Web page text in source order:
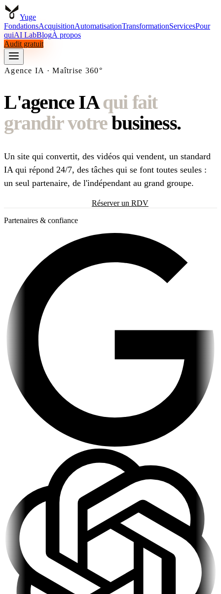
Yuge
FondationsAcquisitionAutomatisationTransformationServicesPour
quiAI LabBlogÀ propos
Audit gratuit
FondationsAcquisitionAutomatisation
Agence IA · Maîtrise 360°
L'agence IA qui fait
grandir votrebusiness.
Un site qui convertit, des vidéos qui vendent, un standard
IA qui répond 24/7, des tâches qui se font toutes seules :
un seul partenaire, de l'indépendant au grand groupe.
Réserver un RDV
Partenaires & confiance